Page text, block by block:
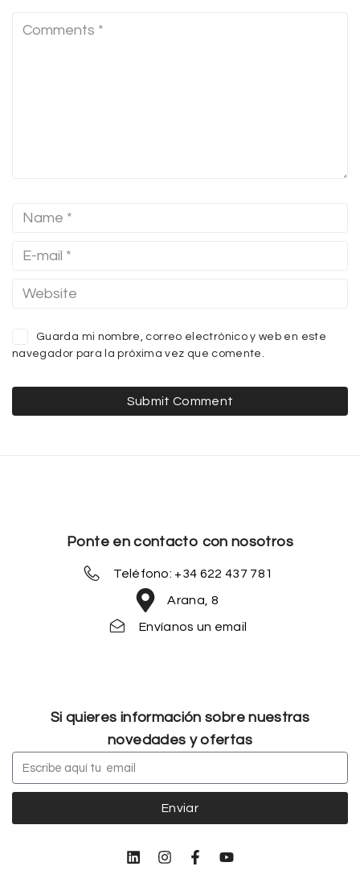
Guarda mi nombre, correo electrónico y web en este
navegador para la próxima vez que comente.
Ponte en contacto con nosotros
Teléfono: +34 622 437 781
Arana, 8
Envíanos un email
Si quieres información sobre nuestras
novedades y ofertas
Enviar